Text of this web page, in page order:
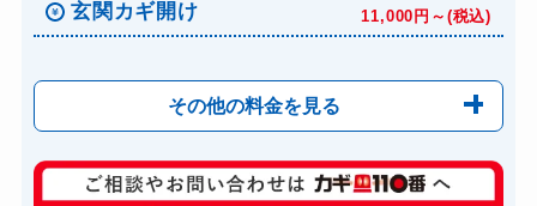
玄関カギ開け 11,000円～(税込)
その他の料金を見る
玄関カギ開け 11,000円～(税込)